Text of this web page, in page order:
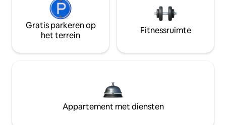
Gratis parkeren op
het terrein
Fitnessruimte
Appartement met diensten